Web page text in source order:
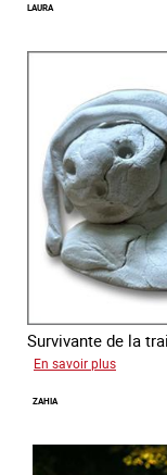
LAURA
Survivante de la
En savoir plus
ZAHIA